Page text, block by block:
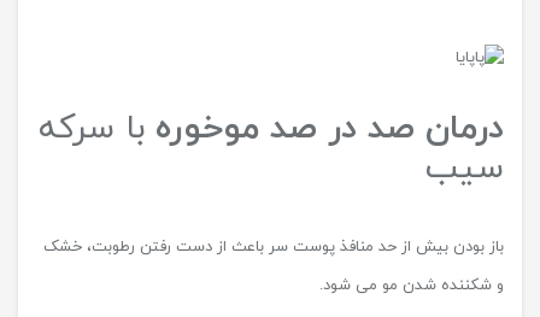
درمان صد در صد موخوره با سرکه
سیب
باز بودن بیش از حد منافذ پوست سر باعث از دست رفتن رطوبت، خشک
و شکننده شدن مو می شود.